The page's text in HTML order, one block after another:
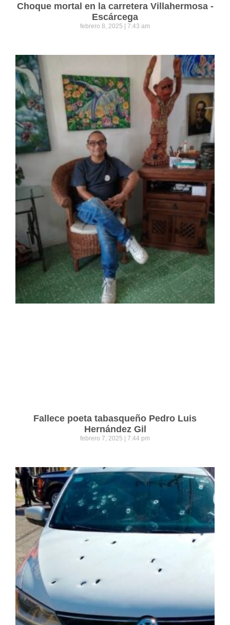
Choque mortal en la carretera Villahermosa -
Escárcega
febrero 8, 2025 7:43 am
Fallece poeta tabasqueño Pedro Luis
Hernández Gil
febrero 7, 2025 7:44 pm